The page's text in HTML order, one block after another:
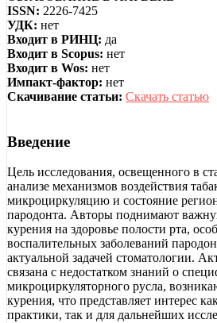
ISSN: 2226-7425
УДК: нет
Входит в РИНЦ: да
Входит в Scopus: нет
Входит в Wos: нет
Импакт-фактор: нет
Скачивание статьи: Скачать статью
Введение
Цель исследования, освещенного в
анализе механизмов воздействия
микроциркуляцию и состояние
пародонта. Авторы поднимают
курения на здоровье полости рта,
воспалительных заболеваний
актуальной задачей стоматологии.
связана с недостатком знаний о
микроциркуляторного русла,
курения, что представляет интерес
практики, так и для дальнейших